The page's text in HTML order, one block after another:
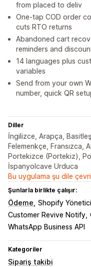
from placed to deliv
One-tap COD order
cuts RTO returns
Abandoned cart
reminders and
14 languages plus
variables
Send from your own
number, quick QR
Diller
İngilizce, Arapça,
Felemenkçe, Fransızca,
Portekizce (Portekiz),
İspanyolcave Urduca
Bu uygulama şu dile
Şunlarla birlikte çalışır:
Ödeme Shopify
Customer Revive Notify
WhatsApp Business API
Kategoriler
Sipariş takibi